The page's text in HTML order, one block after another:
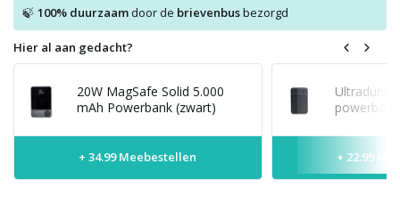
🍃 100% duurzaamdoor de brievenbusbezorgd
Hier al aan gedacht?
20W MagSafe Solid 5.000
mAh Powerbank (zwart)
+ 34.99 Meebestellen + 22.99